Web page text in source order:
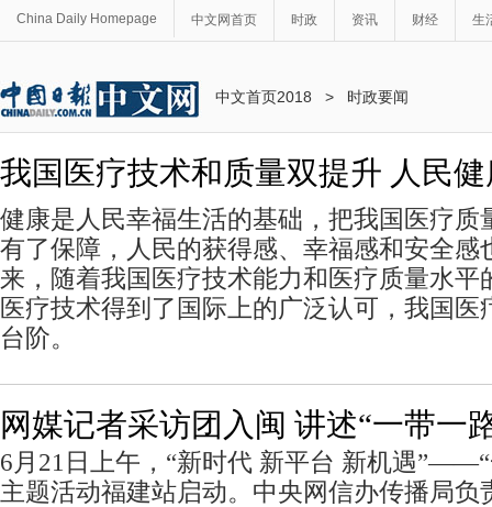
China Daily Homepage 中文网首页 时政 资讯 财经 生
中文首页2018 > 时政要闻
我国医疗技术和质量双提升 人民
健康是人民幸福生活的基础，把我国医疗质
有了保障，人民的获得感、幸福感和安全感
来，随着我国医疗技术能力和医疗质量水平
医疗技术得到了国际上的广泛认可，我国医
台阶。
网媒记者采访团入闽 讲述“一带一
6月21日上午，“新时代 新平台 新机遇
主题活动福建站启动。中央网信办传播局负